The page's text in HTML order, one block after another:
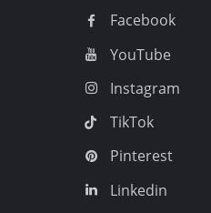
Facebook
YouTube
Instagram
TikTok
Pinterest
Linkedin